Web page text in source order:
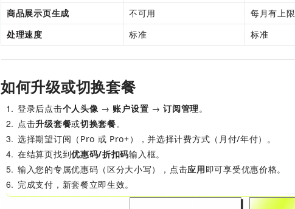
商品展示页生成
不可用 每月有上限
处理速度
标准 标准
如何升级或切换套餐
1 登录后点击个人头像 → 账户设置 → 订阅管理。
2 点击升级套餐或切换套餐。
3 选择期望订阅（Pro 或 Pro+），并选择计费方式（月付/年付）。
4 在结算页找到优惠码/折扣码输入框。
5 输入您的专属优惠码（区分大小写），点击应用即可享受优惠价格。
6 完成支付，新套餐立即生效。